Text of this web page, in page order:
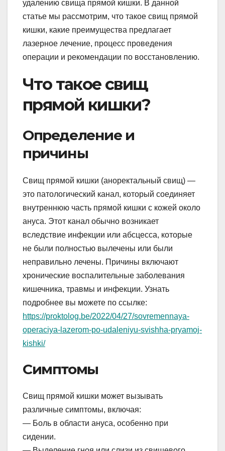
удалению свища прямой кишки. В данной
статье мы рассмотрим, что такое свищ прямой
кишки, какие преимущества предлагает
лазерное лечение, процесс проведения
операции и рекомендации по восстановлению.
Что такое свищ
прямой кишки?
Определение и
причины
Свищ прямой кишки (аноректальный свищ) —
это патологический канал, который соединяет
внутреннюю часть прямой кишки с кожей около
ануса. Этот канал обычно возникает
вследствие инфекции или абсцесса, которые
не были полностью вылечены или были
неправильно лечены. Причины включают
хронические воспалительные заболевания
кишечника, травмы и инфекции. Узнать
подробнее вы можете по ссылке:
https://proktolog.be/2022/04/27/sovremennaya-
operaciya-lazerom-po-udaleniyu-svishha-pryamoj-
kishki/
Симптомы
Свищ прямой кишки может вызывать
различные симптомы, включая:
— Боль в области ануса, особенно при
сидении.